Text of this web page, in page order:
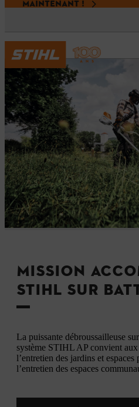
MAINTENANT !
MISSION
STIHL SUR
La puissante débroussailleuse
système STIHL AP convient
l’entretien des jardins et espaces
l’entretien des espaces